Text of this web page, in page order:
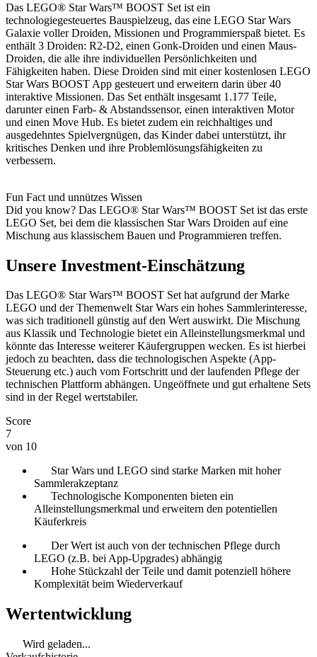
Das LEGO® Star Wars™ BOOST Set ist ein
technologiegesteuertes Bauspielzeug, das eine LEGO Star Wars
Galaxie voller Droiden, Missionen und Programmierspaß bietet. Es
enthält 3 Droiden: R2-D2, einen Gonk-Droiden und einen Maus-
Droiden, die alle ihre individuellen Persönlichkeiten und
Fähigkeiten haben. Diese Droiden sind mit einer kostenlosen LEGO
Star Wars BOOST App gesteuert und erweitern darin über 40
interaktive Missionen. Das Set enthält insgesamt 1.177 Teile,
darunter einen Farb- & Abstandssensor, einen interaktiven Motor
und einen Move Hub. Es bietet zudem ein reichhaltiges und
ausgedehntes Spielvergnügen, das Kinder dabei unterstützt, ihr
kritisches Denken und ihre Problemlösungsfähigkeiten zu
verbessern.
Fun Fact und unnützes Wissen
Did you know? Das LEGO® Star Wars™ BOOST Set ist das erste
LEGO Set, bei dem die klassischen Star Wars Droiden auf eine
Mischung aus klassischem Bauen und Programmieren treffen.
Unsere Investment-Einschätzung
Das LEGO® Star Wars™ BOOST Set hat aufgrund der Marke
LEGO und der Themenwelt Star Wars ein hohes Sammlerinteresse,
was sich traditionell günstig auf den Wert auswirkt. Die Mischung
aus Klassik und Technologie bietet ein Alleinstellungsmerkmal und
könnte das Interesse weiterer Käufergruppen wecken. Es ist hierbei
jedoch zu beachten, dass die technologischen Aspekte (App-
Steuerung etc.) auch vom Fortschritt und der laufenden Pflege der
technischen Plattform abhängen. Ungeöffnete und gut erhaltene Sets
sind in der Regel wertstabiler.
Score
7
von 10
Star Wars und LEGO sind starke Marken mit hoher
Sammlerakzeptanz
Technologische Komponenten bieten ein
Alleinstellungsmerkmal und erweitern den potentiellen
Käuferkreis
Der Wert ist auch von der technischen Pflege durch
LEGO (z.B. bei App-Upgrades) abhängig
Hohe Stückzahl der Teile und damit potenziell höhere
Komplexität beim Wiederverkauf
Wertentwicklung
Wird geladen...